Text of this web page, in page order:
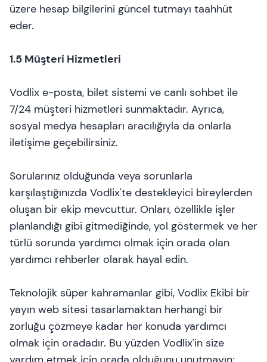
üzere hesap bilgilerini güncel tutmayı taahhüt
eder.
1.5 Müşteri Hizmetleri
Vodlix e-posta, bilet sistemi ve canlı sohbet ile
7/24 müşteri hizmetleri sunmaktadır. Ayrıca,
sosyal medya hesapları aracılığıyla da onlarla
iletişime geçebilirsiniz.
Sorularınız olduğunda veya sorunlarla
karşılaştığınızda Vodlix'te destekleyici bireylerden
oluşan bir ekip mevcuttur. Onları, özellikle işler
planlandığı gibi gitmediğinde, yol göstermek ve her
türlü sorunda yardımcı olmak için orada olan
yardımcı rehberler olarak hayal edin.
Teknolojik süper kahramanlar gibi, Vodlix Ekibi bir
yayın web sitesi tasarlamaktan herhangi bir
zorluğu çözmeye kadar her konuda yardımcı
olmak için oradadır. Bu yüzden Vodlix'in size